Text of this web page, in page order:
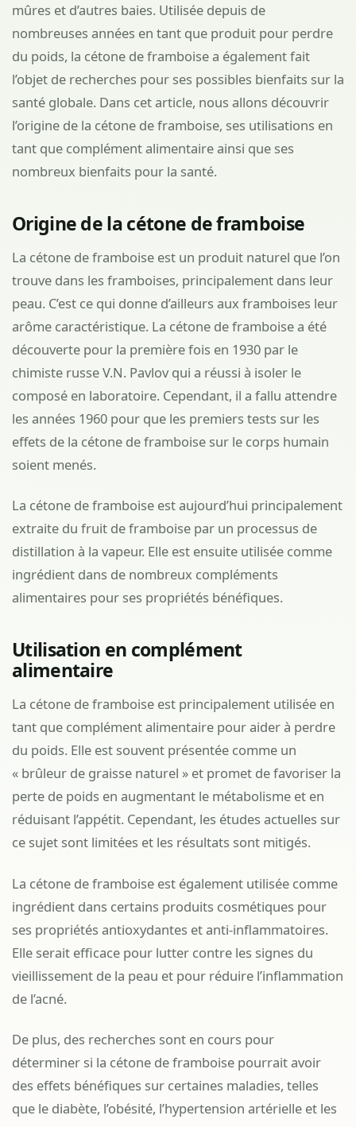
mûres et d’autres baies. Utilisée depuis de
nombreuses années en tant que produit pour perdre
du poids, la cétone de framboise a également fait
l’objet de recherches pour ses possibles bienfaits sur la
santé globale. Dans cet article, nous allons découvrir
l’origine de la cétone de framboise, ses utilisations en
tant que complément alimentaire ainsi que ses
nombreux bienfaits pour la santé.
Origine de la cétone de framboise
La cétone de framboise est un produit naturel que l’on
trouve dans les framboises, principalement dans leur
peau. C’est ce qui donne d’ailleurs aux framboises leur
arôme caractéristique. La cétone de framboise a été
découverte pour la première fois en 1930 par le
chimiste russe V.N. Pavlov qui a réussi à isoler le
composé en laboratoire. Cependant, il a fallu attendre
les années 1960 pour que les premiers tests sur les
effets de la cétone de framboise sur le corps humain
soient menés.
La cétone de framboise est aujourd’hui principalement
extraite du fruit de framboise par un processus de
distillation à la vapeur. Elle est ensuite utilisée comme
ingrédient dans de nombreux compléments
alimentaires pour ses propriétés bénéfiques.
Utilisation en complément
alimentaire
La cétone de framboise est principalement utilisée en
tant que complément alimentaire pour aider à perdre
du poids. Elle est souvent présentée comme un
« brûleur de graisse naturel » et promet de favoriser la
perte de poids en augmentant le métabolisme et en
réduisant l’appétit. Cependant, les études actuelles sur
ce sujet sont limitées et les résultats sont mitigés.
La cétone de framboise est également utilisée comme
ingrédient dans certains produits cosmétiques pour
ses propriétés antioxydantes et anti-inflammatoires.
Elle serait efficace pour lutter contre les signes du
vieillissement de la peau et pour réduire l’inflammation
de l’acné.
De plus, des recherches sont en cours pour
déterminer si la cétone de framboise pourrait avoir
des effets bénéfiques sur certaines maladies, telles
que le diabète, l’obésité, l’hypertension artérielle et les